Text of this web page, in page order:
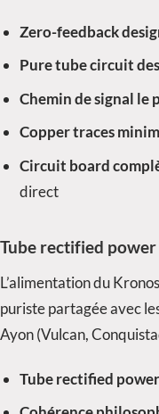
Zero-feedback
Pure tube circuit
Chemin de signal le
Copper traces
Circuit board
direct
Tube rectified
L’alimentation du
puriste partagée avec
Ayon (Vulcan,
Tube rectified